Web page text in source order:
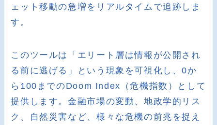
ェット移動の急増をリアルタイムで追跡しま
す。
このツールは「エリート層は情報が公開され
る前に逃げる」という現象を可視化し、0か
ら100までのDoom Index（危機指数）として
提供します。金融市場の変動、地政学的リス
ク、自然災害など、様々な危機の前兆を捉え